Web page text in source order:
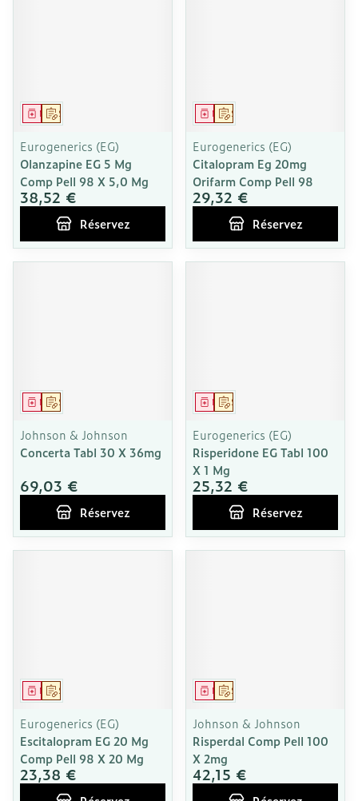
Sur prescription
Médicament
Eurogenerics (EG)
Olanzapine EG 5 Mg
Comp Pell 98 X 5,0 Mg
38,52 €
Réservez
Sur prescription
Médicament
Eurogenerics (EG)
Citalopram Eg 20mg
Orifarm Comp Pell 98
29,32 €
Réservez
Sur prescription
Médicament
Johnson & Johnson
Concerta Tabl 30 X 36mg
69,03 €
Réservez
Sur prescription
Médicament
Eurogenerics (EG)
Risperidone EG Tabl 100
X 1 Mg
25,32 €
Réservez
Sur prescription
Médicament
Eurogenerics (EG)
Escitalopram EG 20 Mg
Comp Pell 98 X 20 Mg
23,38 €
Sur prescription
Médicament
Johnson & Johnson
Risperdal Comp Pell 100
X 2mg
42,15 €